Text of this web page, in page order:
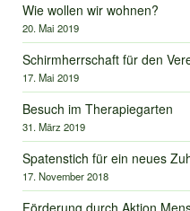
Wie wollen wir wohnen?
20. Mai 2019
Schirmherrschaft für den
17. Mai 2019
Besuch im Therapiegarten
31. März 2019
Spatenstich für ein neues
17. November 2018